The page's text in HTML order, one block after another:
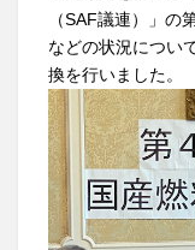
（SAF議連）」の
などの状況につい
換を行いました。